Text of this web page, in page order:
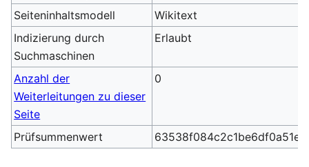
Seiteninhaltsmodell
Wikitext
Indizierung durch
Suchmaschinen
Erlaubt
Anzahl der
Weiterleitungen zu dieser
Seite
0
Prüfsummenwert